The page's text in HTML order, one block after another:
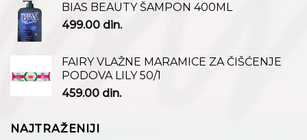
BIAS BEAUTY ŠAMPON 400ML
499.00 din.
FAIRY VLAŽNE MARAMICE ZA ČIŠĆENJE
PODOVA LILY 50/1
459.00 din.
NAJTRAŽENIJI